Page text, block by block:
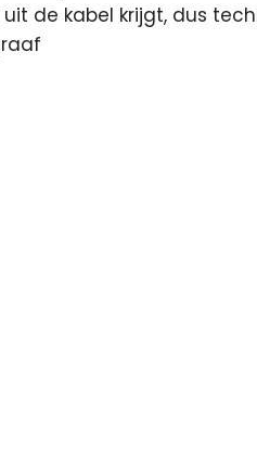
de kabel krijgt, dus